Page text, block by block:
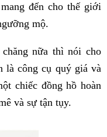
đến cho thế giới
mộ.
nữa thì nói cho
là công cụ quý giá và
chiếc đồng hồ hoàn
và sự tận tụy.